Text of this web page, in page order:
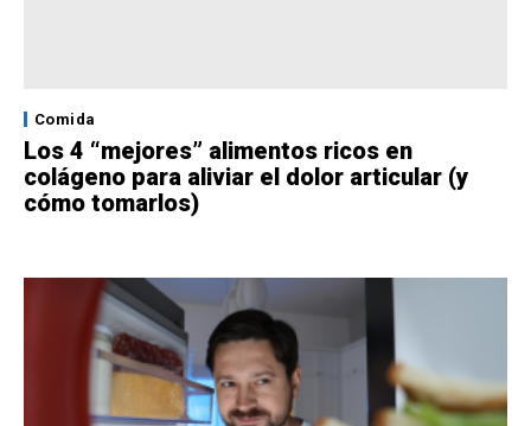
Comida
Los 4 “mejores” alimentos ricos en
colágeno para aliviar el dolor articular (y
cómo tomarlos)